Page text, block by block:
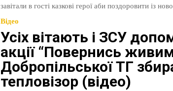
завітали в гості казкові герої аби поздоровити із
Відео
Усіх вітають і ЗСУ
акції “Повернись
Добропільської ТГ
тепловізор (відео)